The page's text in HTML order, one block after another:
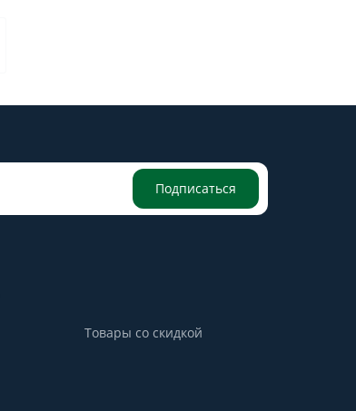
Подписаться
Товары со скидкой